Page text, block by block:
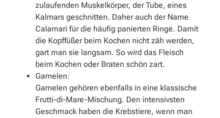
zulaufenden Muskelkörper, der Tube, eines
Kalmars geschnitten. Daher auch der Name
Calamari für die häufig panierten Ringe. Damit
die Kopffüßer beim Kochen nicht zäh werden,
gart man sie langsam. So wird das Fleisch
beim Kochen oder Braten schön zart.
Garnelen:
Garnelen gehören ebenfalls in eine klassische
Frutti-di-Mare-Mischung. Den intensivsten
Geschmack haben die Krebstiere, wenn man